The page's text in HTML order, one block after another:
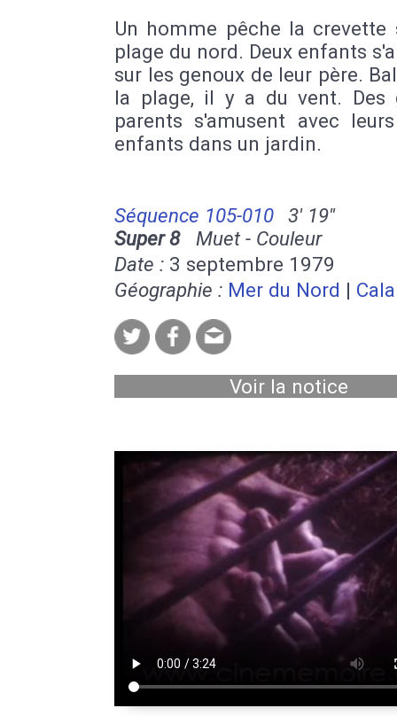
Un homme pêche la crevette
plage du nord. Deux enfants
sur les genoux de leur père.
la plage, il y a du vent. Des
parents s'amusent avec
enfants dans un jardin.
Séquence 105-010
3' 19''
Super 8Muet - Couleur
Date : 3 septembre 1979
Géographie : Mer du Nord |
Voir la notice